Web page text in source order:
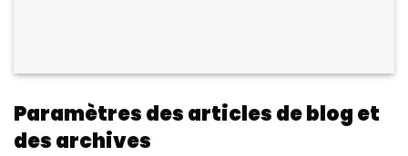
Paramètres des articles de blog et
des archives